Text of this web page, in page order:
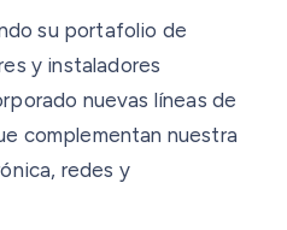
su portafolio de
y instaladores
nuevas líneas de
complementan nuestra
redes y